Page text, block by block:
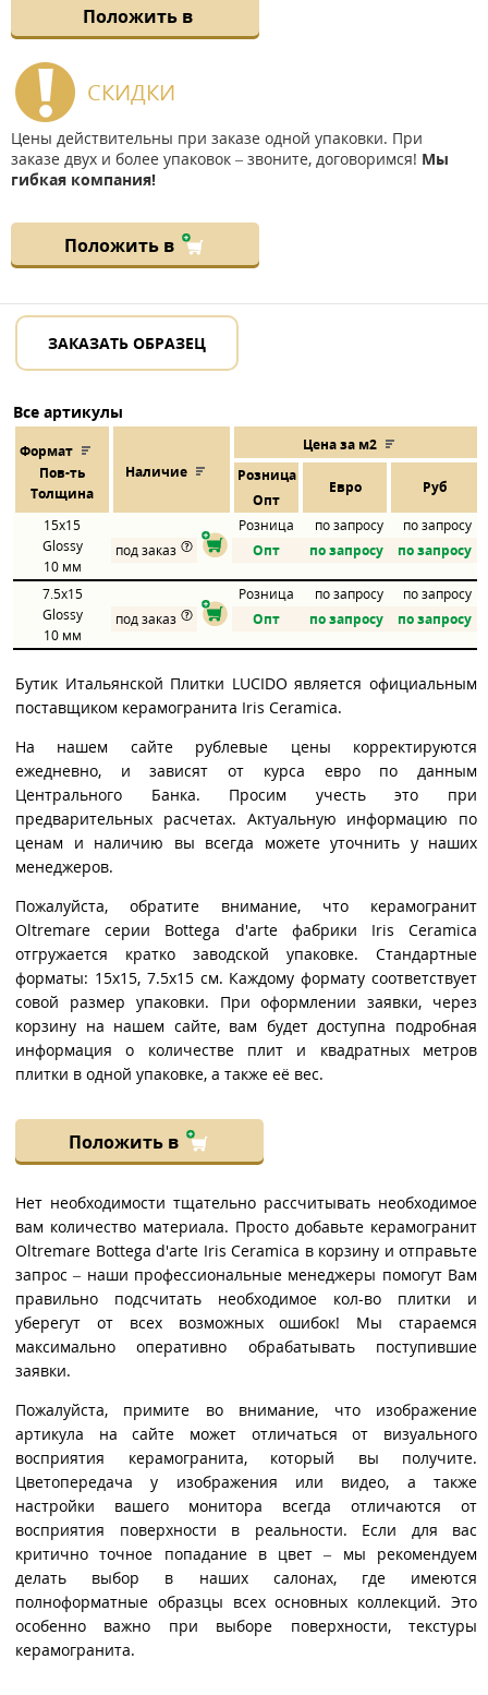
Положить в
СКИДКИ
Цены действительны при заказе одной упаковки. При
заказе двух и более упаковок – звоните, договоримся! Мы
гибкая компания!
Положить в
ЗАКАЗАТЬ ОБРАЗЕЦ
Все артикулы
Формат
Пов-ть
Толщина
Наличие
Цена за м2
Розница
Евро Руб
Опт
15x15
Glossy
10 мм
Розница по запросу
по запросу
под заказ
Опт по запросу по запросу
7.5x15
Glossy
10 мм
Розница по запросу
по запросу
под заказ
Опт по запросу по запросу
Бутик Итальянской Плитки LUCIDO является официальным
поставщиком керамогранита Iris Ceramica.
На нашем сайте рублевые цены корректируются
ежедневно, и зависят от курса евро по данным
Центрального Банка. Просим учесть это при
предварительных расчетах. Актуальную информацию по
ценам и наличию вы всегда можете уточнить у наших
менеджеров.
Пожалуйста, обратите внимание, что керамогранит
Oltremare серии Bottega d'arte фабрики Iris Ceramica
отгружается кратко заводской упаковке. Стандартные
форматы: 15x15, 7.5x15 см. Каждому формату соответствует
совой размер упаковки. При оформлении заявки, через
корзину на нашем сайте, вам будет доступна подробная
информация о количестве плит и квадратных метров
плитки в одной упаковке, а также её вес.
Положить в
Нет необходимости тщательно рассчитывать необходимое
вам количество материала. Просто добавьте керамогранит
Oltremare Bottega d'arte Iris Ceramica в корзину и отправьте
запрос – наши профессиональные менеджеры помогут Вам
правильно подсчитать необходимое кол-во плитки и
уберегут от всех возможных ошибок! Мы стараемся
максимально оперативно обрабатывать поступившие
заявки.
Пожалуйста, примите во внимание, что изображение
артикула на сайте может отличаться от визуального
восприятия керамогранита, который вы получите.
Цветопередача у изображения или видео, а также
настройки вашего монитора всегда отличаются от
восприятия поверхности в реальности. Если для вас
критично точное попадание в цвет – мы рекомендуем
делать выбор в наших салонах, где имеются
полноформатные образцы всех основных коллекций. Это
особенно важно при выборе поверхности, текстуры
керамогранита.